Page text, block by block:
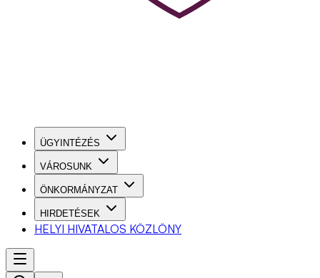
ÜGYINTÉZÉS
VÁROSUNK
ÖNKORMÁNYZAT
HIRDETÉSEK
HELYI HIVATALOS KÖZLÖNY